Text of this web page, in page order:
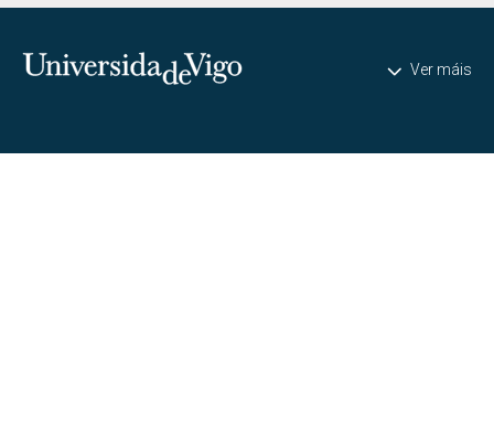
Universidade de Vigo Ver máis